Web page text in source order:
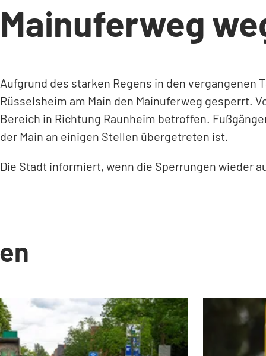
Mainuferweg
Aufgrund des starken Regens in den vergangenen
Rüsselsheim am Main den Mainuferweg gesperrt.
Bereich in Richtung Raunheim betroffen.
der Main an einigen Stellen übergetreten ist.
Die Stadt informiert, wenn die Sperrungen wieder